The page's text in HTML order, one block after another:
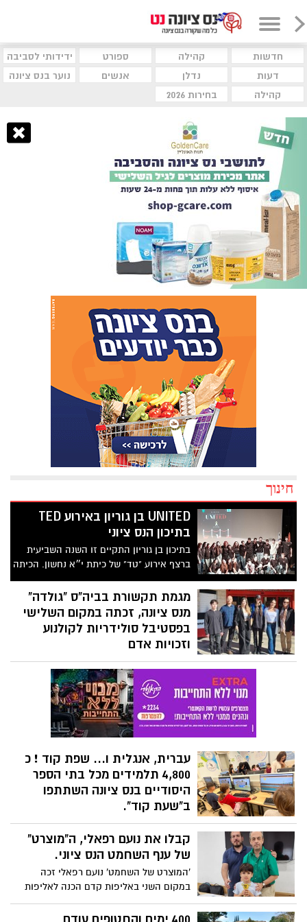
חדשות קהילה ספורט
ידידותי לסביבה
דעות
נדלן אנשים
נוער בנס ציונה
קהילה
בחירות 2026
חינוך
UNITED בן גוריון באירוע TED
בתיכון הנס ציוני
בתיכון בן גוריון התקיים זו השנה השביעית
ברצף אירוע "טד" של כיתת י״א נחשון. הכיתה
בחרה לקרוא לאירוע UNITED מתוך הבנה
ומטרה שכוחה של החברה הישראלית הוא
באחדותה
מגמת תקשורת בביה"ס "גולדה"
מנס ציונה, זכתה במקום השלישי
בפסטיבל סולידריות לקולנוע
וזכויות אדם
המגמה זכתה בפרס בזכות הסרט התיעודי
"בין הניגונים", אשר עוקב אחר סיפורה של
היוצרת אמה אלשיר. הסרט מלווה את
התלבטויותיה של אישה בין הגשמה במשפחה
כבת זוג ואמא לשני ילדים, לבין הגשמת
חלומה לשיר ולנגן מול קהל.
עברית, אנגלית ו... שפת קוד ! כ
4,800 תלמידים מכל בתי הספר
היסודיים בנס ציונה השתתפו
ב"שעת קוד".
חגיגה טכנולוגית בבתי הספר היסודיים בעיר:
כלל תלמידות ותלמידי היסודי השתתפו
השבוע בשעת הקוד בה נחשפו, חקרו והתנסו
בפיתוח טכנולוגי, דרך משחק מהנה. במהלך
השבוע התנסו תלמידי היסודי בכל שכבות
קבלו את נועם רפאלי, ה"מוצרט"
של ענף השחמט הנס ציוני.
'המוצרט של השחמט' נועם רפאלי זכה
במקום השני באליפות קדם הכנה לאליפות
ישראל עד גיל 7, שהתקיימה בקריית אונו.